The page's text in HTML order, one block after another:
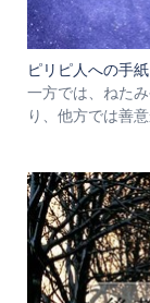
ピリピ人への手
一方では、ねた
り、他方では善